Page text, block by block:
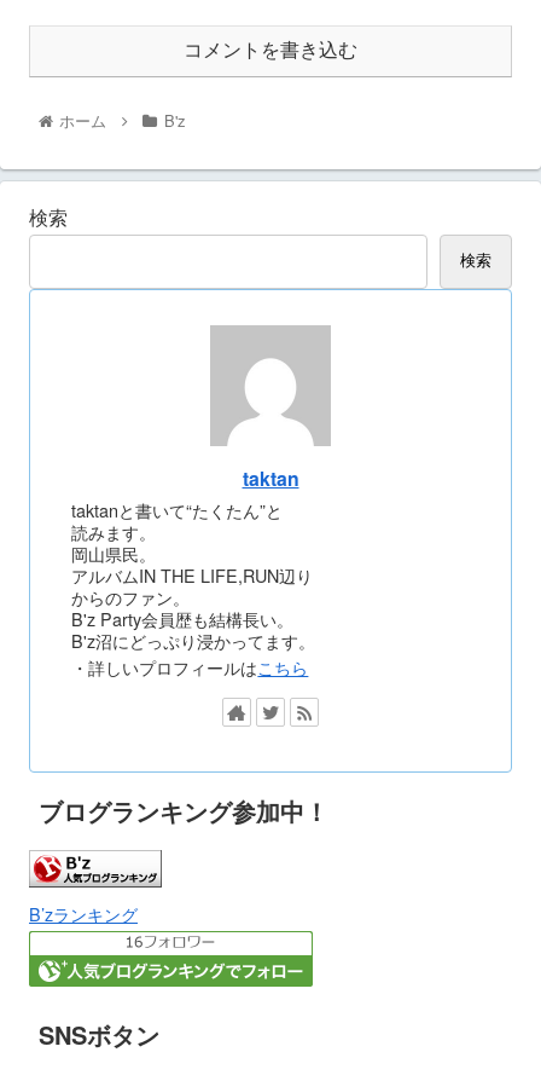
コメントを書き込む
ホーム B'z
検索
検索
taktan
taktanと書いて“たくたん”と
読みます。
岡山県民。
アルバムIN THE LIFE,RUN辺り
からのファン。
B'z Party会員歴も結構長い。
B'z沼にどっぷり浸かってます。
・詳しいプロフィールはこちら
ブログランキング参加中！
B’zランキング
SNSボタン